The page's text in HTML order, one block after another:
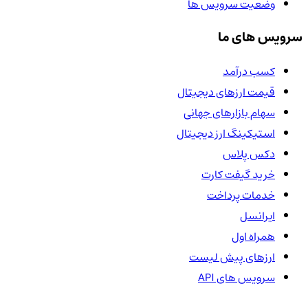
وضعیت سرویس ها
سرویس های ما
کسب درآمد
قیمت ارزهای دیجیتال
سهام بازارهای جهانی
استیکینگ ارز دیجیتال
دکس پلاس
خرید گیفت کارت
خدمات پرداخت
ایرانسل
همراه اول
ارزهای پیش لیست
سرویس های API